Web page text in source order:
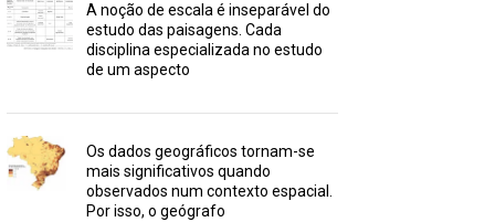
A noção de escala é inseparável do
estudo das paisagens. Cada
disciplina especializada no estudo
de um aspecto
Os dados geográficos tornam-se
mais significativos quando
observados num contexto espacial.
Por isso, o geógrafo